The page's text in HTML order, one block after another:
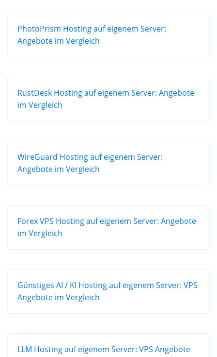
PhotoPrism Hosting auf eigenem Server:
Angebote im Vergleich
RustDesk Hosting auf eigenem Server: Angebote
im Vergleich
WireGuard Hosting auf eigenem Server:
Angebote im Vergleich
Forex VPS Hosting auf eigenem Server: Angebote
im Vergleich
Günstiges AI / KI Hosting auf eigenem Server: VPS
Angebote im Vergleich
LLM Hosting auf eigenem Server: VPS Angebote